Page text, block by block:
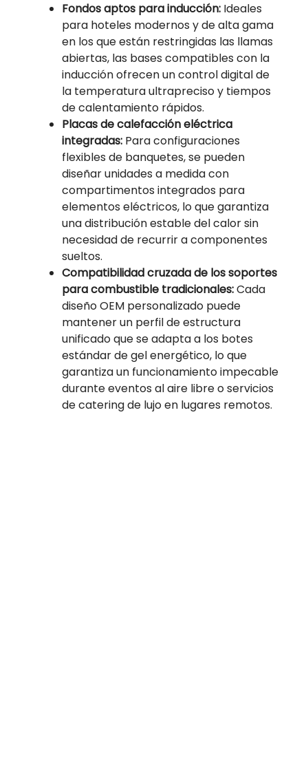
Fondos aptos para inducción: Ideales
para hoteles modernos y de alta gama
en los que están restringidas las llamas
abiertas, las bases compatibles con la
inducción ofrecen un control digital de
la temperatura ultrapreciso y tiempos
de calentamiento rápidos.
Placas de calefacción eléctrica
integradas: Para configuraciones
flexibles de banquetes, se pueden
diseñar unidades a medida con
compartimentos integrados para
elementos eléctricos, lo que garantiza
una distribución estable del calor sin
necesidad de recurrir a componentes
sueltos.
Compatibilidad cruzada de los soportes
para combustible tradicionales:Cada
diseño OEM personalizado puede
mantener un perfil de estructura
unificado que se adapta a los botes
estándar de gel energético, lo que
garantiza un funcionamiento impecable
durante eventos al aire libre o servicios
de catering de lujo en lugares remotos.